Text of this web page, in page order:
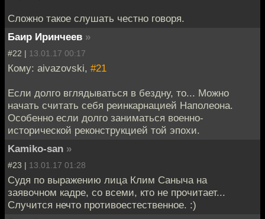
Сложно такое слушать честно говоря.
Баир Иринчеев »
#22 | 13.01.17 00:17
Кому: aivazovski, #21
Если долго вглядываться в бездну, то... Можно
начать считать себя реинкарнацией Наполеона.
Особенно если долго заниматься военно-
исторической реконструкцией той эпохи.
Kamiko-san »
#23 | 13.01.17 01:28
Судя по выражению лица Клим Саныча на
заявочном кадре, со всеми, кто не прочитает...
Случится нечто противоестественное. :)